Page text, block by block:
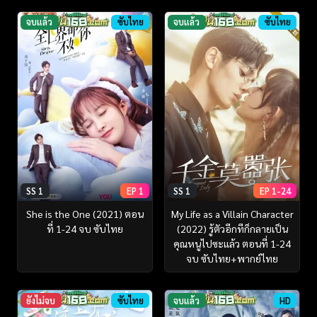
จบแล้ว ซับไทย
SS 1 EP 1
She is the One (2021) ตอน
ที่ 1-24 จบ ซับไทย
จบแล้ว ซับไทย
SS 1 EP 1-24
My Life as a Villain Character
(2022) รู้ตัวอีกทีก็กลายเป็น
คุณหนูไปซะแล้ว ตอนที่ 1-24
จบ ซับไทย+พากย์ไทย
ยังไม่จบ ซับไทย จบแล้ว HD